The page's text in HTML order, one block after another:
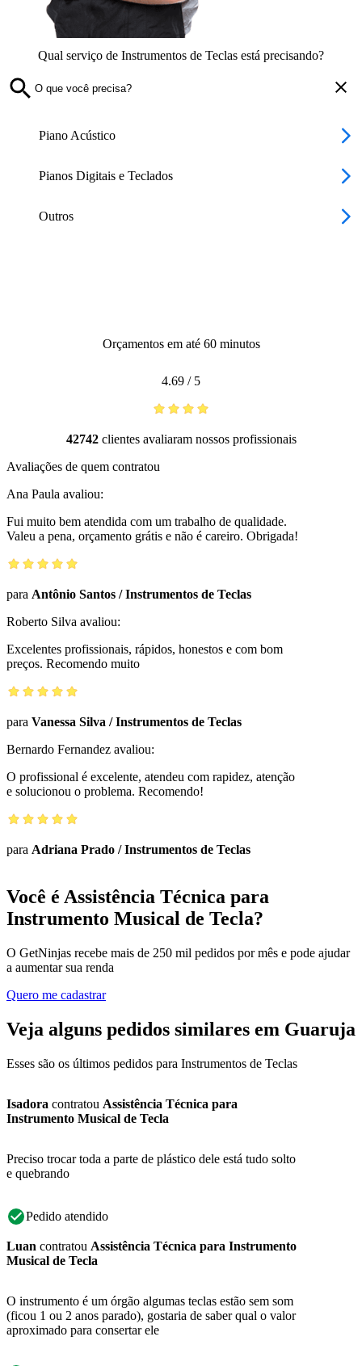
Qual serviço de Instrumentos de Teclas está precisando?
Piano Acústico
Pianos Digitais e Teclados
Outros
Orçamentos em até 60 minutos
4.69 / 5
42742clientes avaliaram nossos profissionais
Avaliações de quem contratou
Ana Paula avaliou:
Fui muito bem atendida com um trabalho de qualidade.
Valeu a pena, orçamento grátis e não é careiro. Obrigada!
para Antônio Santos /Instrumentos de Teclas
Roberto Silva avaliou:
Excelentes profissionais, rápidos, honestos e com bom
preços. Recomendo muito
para Vanessa Silva /Instrumentos de Teclas
Bernardo Fernandez avaliou:
O profissional é excelente, atendeu com rapidez, atenção
e solucionou o problema. Recomendo!
para Adriana Prado /Instrumentos de Teclas
Você é Assistência Técnica para
Instrumento Musical de Tecla?
O GetNinjas recebe mais de 250 mil pedidos por mês e pode ajudar
a aumentar sua renda
Quero me cadastrar
Veja alguns pedidos similares em Guaruja
Esses são os últimos pedidos para Instrumentos de Teclas
Isadora contratou Assistência Técnica para
Instrumento Musical de Tecla
Preciso trocar toda a parte de plástico dele está tudo solto
e quebrando
Pedido atendido
Luan contratou Assistência Técnica para Instrumento
Musical de Tecla
O instrumento é um órgão algumas teclas estão sem som
(ficou 1 ou 2 anos parado), gostaria de saber qual o valor
aproximado para consertar ele